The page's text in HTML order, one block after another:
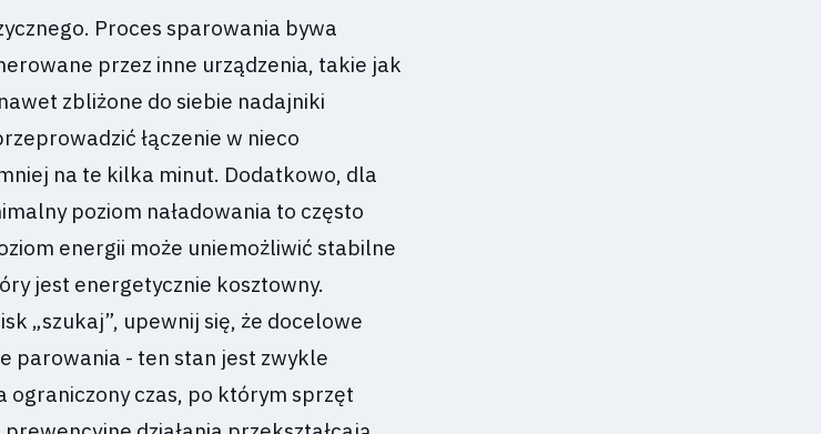
Proces sparowania bywa
przez inne urządzenia, takie jak
zbliżone do siebie nadajniki
łączenie w nieco
na te kilka minut. Dodatkowo, dla
poziom naładowania to często
energii może uniemożliwić stabilne
jest energetycznie kosztowny.
„szukaj”, upewnij się, że docelowe
parowania - ten stan jest zwykle
ograniczony czas, po którym sprzęt